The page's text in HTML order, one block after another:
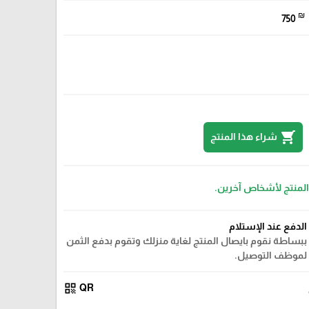
750 ₪
shopping_cart شراء هذا المنتج
لأشخاص آخرين.
الدفع عند الإستلام
ببساطة نقوم بايصال المنتج لغاية منزلك وتقوم بدفع الثمن
لموظف التوصيل.
QR
qr_code